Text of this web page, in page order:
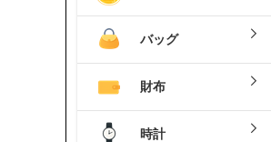
バッグ
財布
時計